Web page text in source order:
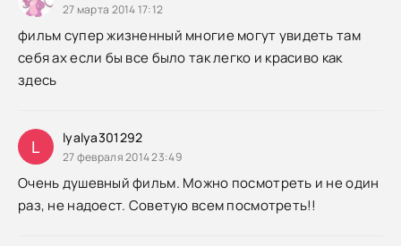
27 марта 2014 17:12
фильм супер жизненный многие могут увидеть там
себя ах если бы все было так легко и красиво как
здесь
L lyalya301292
27 февраля 2014 23:49
Очень душевный фильм. Можно посмотреть и не один
раз, не надоест. Советую всем посмотреть!!